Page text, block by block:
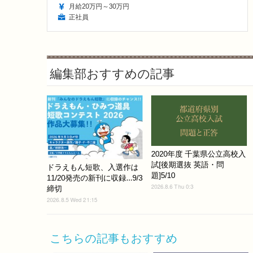
月給20万円～30万円
正社員
編集部おすすめの記事
ドラえもん短歌、入選作は
11/20発売の新刊に収録...9/3
締切
2026.8.5 Wed 21:15
2020年度 千葉県公立高校入
試[後期選抜 英語・問
題]5/10
2026.8.6 Thu 0:3
こちらの記事もおすすめ